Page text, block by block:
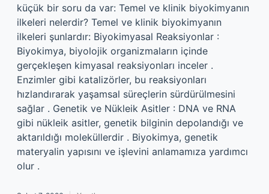
küçük bir soru da var: Temel ve klinik biyokimyanın
ilkeleri nelerdir? Temel ve klinik biyokimyanın
ilkeleri şunlardır: Biyokimyasal Reaksiyonlar :
Biyokimya, biyolojik organizmaların içinde
gerçekleşen kimyasal reaksiyonları inceler .
Enzimler gibi katalizörler, bu reaksiyonları
hızlandırarak yaşamsal süreçlerin sürdürülmesini
sağlar . Genetik ve Nükleik Asitler : DNA ve RNA
gibi nükleik asitler, genetik bilginin depolandığı ve
aktarıldığı moleküllerdir . Biyokimya, genetik
materyalin yapısını ve işlevini anlamamıza yardımcı
olur .